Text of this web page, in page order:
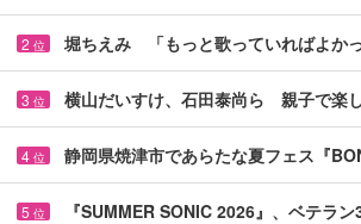
2 位 堀ちえみ 「もっと歌っていればよか
3 位 横山だいすけ、石田泰尚ら 親子で楽
4 位 静岡県焼津市であらたな夏フェス『
5 位 『SUMMER SONIC 2026』、ベテラ